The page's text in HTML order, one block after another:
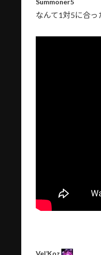
Summoner5
なんて1対5に合っ